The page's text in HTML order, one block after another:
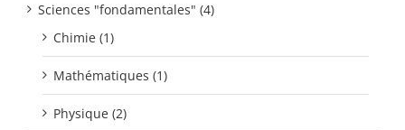
Sciences "fondamentales" (4)
Chimie (1)
Mathématiques (1)
Physique (2)